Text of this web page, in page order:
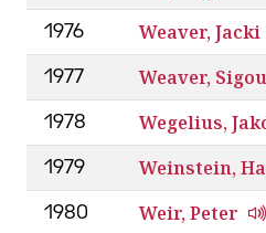
1976 Weaver, Jacki
1977 Weaver,
1978 Wegelius,
1979 Weinstein,
1980 Weir, Peter